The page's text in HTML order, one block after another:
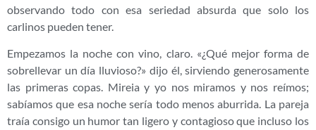
observando todo con esa seriedad absurda que solo los
carlinos pueden tener.
Empezamos la noche con vino, claro. «¿Qué mejor forma de
sobrellevar un día lluvioso?» dijo él, sirviendo generosamente
las primeras copas. Mireia y yo nos miramos y nos reímos;
sabíamos que esa noche sería todo menos aburrida. La pareja
traía consigo un humor tan ligero y contagioso que incluso los